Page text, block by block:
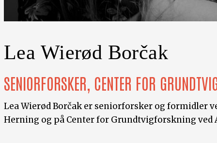
Lea Wierød Borčak
SENIORFORSKER, CENTER FOR
Lea Wierød Borčak er seniorforsker og formidler
Herning og på Center for Grundtvigforskning ved